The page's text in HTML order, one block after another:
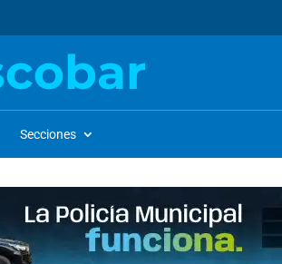
Secciones